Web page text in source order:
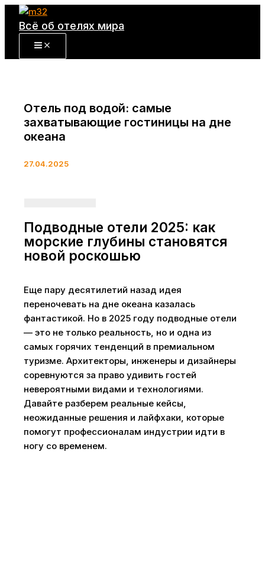
Перейти
содержимому
Всё об отелях мира
Отель под водой: самые
захватывающие гостиницы на дне
океана
27.04.2025
Подводные отели 2025: как
морские глубины становятся
новой роскошью
Еще пару десятилетий назад идея
переночевать на дне океана казалась
фантастикой. Но в 2025 году подводные отели
— это не только реальность, но и одна из
самых горячих тенденций в премиальном
туризме. Архитекторы, инженеры и дизайнеры
соревнуются за право удивить гостей
невероятными видами и технологиями.
Давайте разберем реальные кейсы,
неожиданные решения и лайфхаки, которые
помогут профессионалам индустрии идти в
ногу со временем.